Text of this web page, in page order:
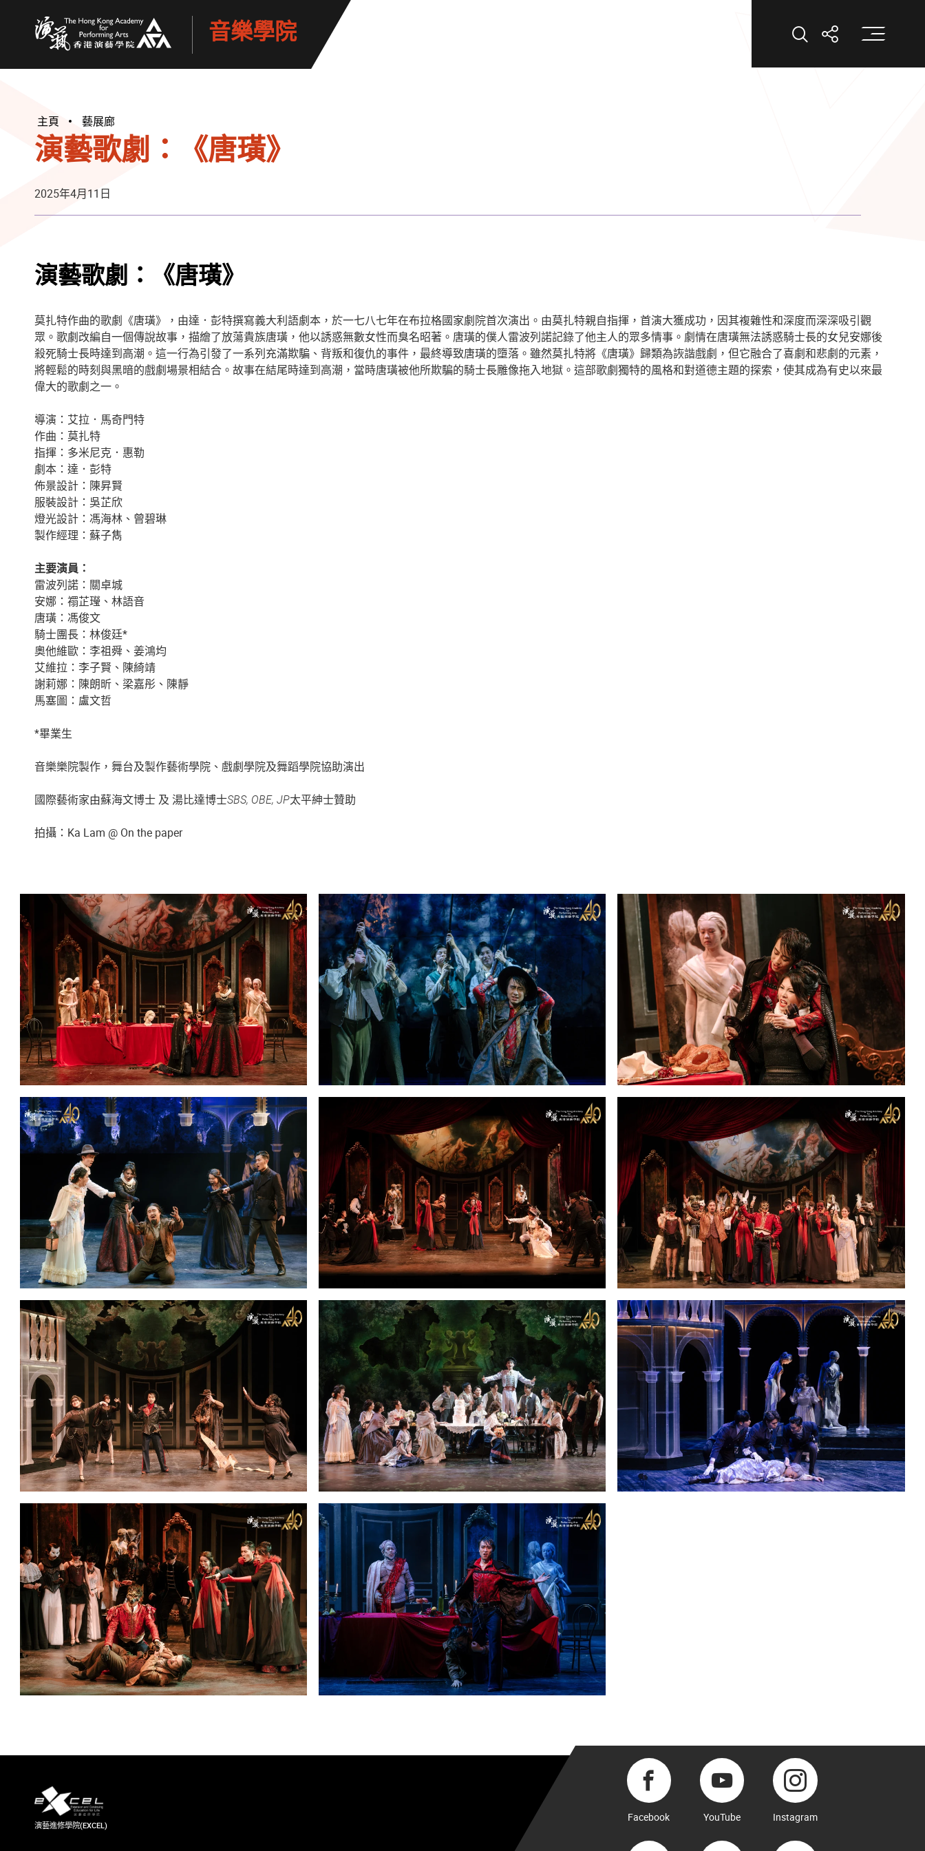
音樂學院 打開搜索打開分享打
主頁 藝展廊
演藝歌劇：《唐璜》
2025年4月11日
演藝歌劇：《唐璜》
莫扎特作曲的歌劇《唐璜》，由達．彭特撰寫義大利語劇本，於一七八七年在布拉格國家劇院首次演出。由莫扎特親自指揮，首演大獲成功，因其複雜性和深度而深深吸引觀
眾。歌劇改編自一個傳說故事，描繪了放蕩貴族唐璜，他以誘惑無數女性而臭名昭著。唐璜的僕人雷波列諾記錄了他主人的眾多情事。劇情在唐璜無法誘惑騎士長的女兒安娜後
殺死騎士長時達到高潮。這一行為引發了一系列充滿欺騙、背叛和復仇的事件，最終導致唐璜的墮落。雖然莫扎特將《唐璜》歸類為詼諧戲劇，但它融合了喜劇和悲劇的元素，
將輕鬆的時刻與黑暗的戲劇場景相結合。故事在結尾時達到高潮，當時唐璜被他所欺騙的騎士長雕像拖入地獄。這部歌劇獨特的風格和對道德主題的探索，使其成為有史以來最
偉大的歌劇之一。
導演：艾拉．馬奇門特
作曲：莫扎特
指揮：多米尼克．惠勒
劇本：達．彭特
佈景設計：陳昇賢
服裝設計：吳芷欣
燈光設計：馮海林、曾碧琳
製作經理：蘇子雋
主要演員：
雷波列諾：關卓城
安娜：禤芷㼆、林語音
唐璜：馮俊文
騎士團長：林俊廷*
奧他維歐：李祖舜、姜鴻均
艾維拉：李子賢、陳綺靖
謝莉娜：陳朗昕、梁嘉彤、陳靜
馬塞圖：盧文哲
*畢業生
音樂樂院製作，舞台及製作藝術學院、戲劇學院及舞蹈學院協助演出
國際藝術家由蘇海文博士 及 湯比達博士SBS, OBE, JP太平紳士贊助
拍攝：Ka Lam @ On the paper
演藝進修學院(EXCEL)
Facebook YouTube Instagram